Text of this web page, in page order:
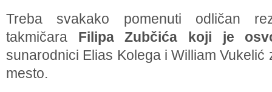
Treba svakako pomenuti odličan
takmičara Filipa Zubčića koji je
sunarodnici Elias Kolega i William
mesto.